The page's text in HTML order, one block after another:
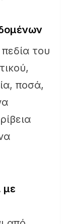
του
ποσά,
με